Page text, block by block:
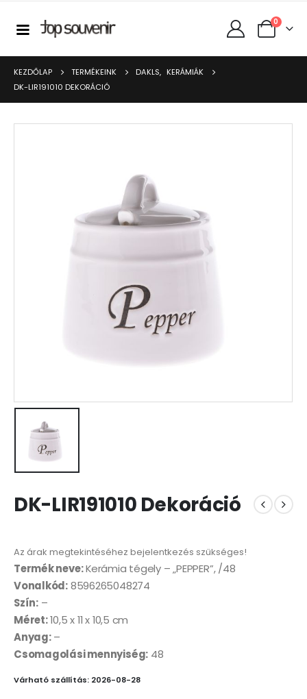
0
KEZDŐLAP TERMÉKEINK DAKLS, KERÁMIÁK
DK-LIR191010 DEKORÁCIÓ
DK-LIR191010 Dekoráció
Az árak megtekintéséhez bejelentkezés szükséges!
Termék neve:Kerámia tégely – „PEPPER”, /48
Vonalkód:8596265048274
Szín:–
Méret:10,5 x 11 x 10,5 cm
Anyag:–
Csomagolási mennyiség: 48
Várható szállítás: 2026-08-28